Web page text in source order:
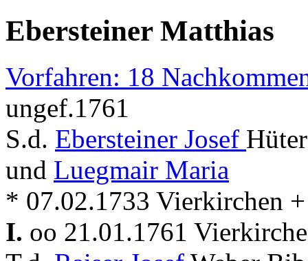
Ebersteiner Matthias
Vorfahren: 18
ungef.1761
S.d. Ebersteiner Josef
und Luegmair Maria
* 07.02.1733 Vierkirchen
I. oo 21.01.1761